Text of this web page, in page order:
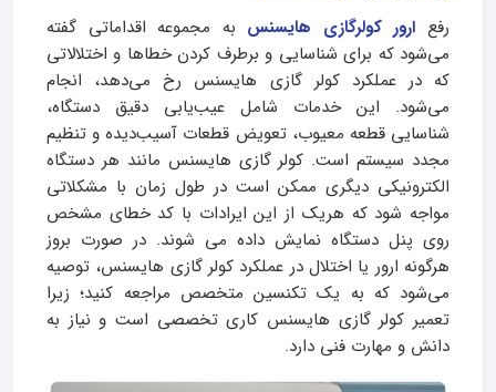
رفع ارور کولرگازی هایسنس به مجموعه اقداماتی گفته
می‌شود که برای شناسایی و برطرف کردن خطاها و اختلالاتی
که در عملکرد کولر گازی هایسنس رخ می‌دهد، انجام
می‌شود. این خدمات شامل عیب‌یابی دقیق دستگاه،
شناسایی قطعه معیوب، تعویض قطعات آسیب‌دیده و تنظیم
مجدد سیستم است. کولر گازی هایسنس مانند هر دستگاه
الکترونیکی دیگری ممکن است در طول زمان با مشکلاتی
مواجه شود که هریک از این ایرادات با کد خطای مشخص
روی پنل دستگاه نمایش داده می شوند. در صورت بروز
هرگونه ارور یا اختلال در عملکرد کولر گازی هایسنس، توصیه
می‌شود که به یک تکنسین متخصص مراجعه کنید؛ زیرا
تعمیر کولر گازی هایسنس کاری تخصصی است و نیاز به
دانش و مهارت فنی دارد.